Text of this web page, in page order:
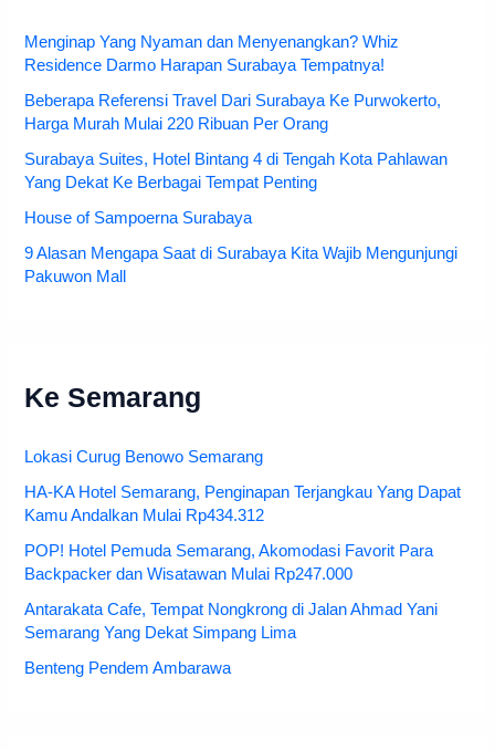
Menginap Yang Nyaman dan Menyenangkan? Whiz
Residence Darmo Harapan Surabaya Tempatnya!
Beberapa Referensi Travel Dari Surabaya Ke Purwokerto,
Harga Murah Mulai 220 Ribuan Per Orang
Surabaya Suites, Hotel Bintang 4 di Tengah Kota Pahlawan
Yang Dekat Ke Berbagai Tempat Penting
House of Sampoerna Surabaya
9 Alasan Mengapa Saat di Surabaya Kita Wajib Mengunjungi
Pakuwon Mall
Ke Semarang
Lokasi Curug Benowo Semarang
HA-KA Hotel Semarang, Penginapan Terjangkau Yang Dapat
Kamu Andalkan Mulai Rp434.312
POP! Hotel Pemuda Semarang, Akomodasi Favorit Para
Backpacker dan Wisatawan Mulai Rp247.000
Antarakata Cafe, Tempat Nongkrong di Jalan Ahmad Yani
Semarang Yang Dekat Simpang Lima
Benteng Pendem Ambarawa